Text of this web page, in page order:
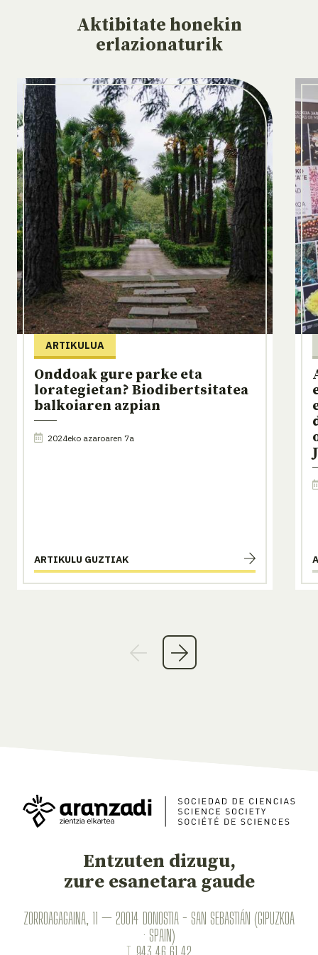
Aktibitate honekin
erlazionaturik
ARTIKULUA
Onddoak gure parke eta
lorategietan? Biodibertsitatea
balkoiaren azpian
2024eko azaroaren 7a
ARTIKULU GUZTIAK
Entzuten dizugu,
zure esanetara gaude
ZORROAGAGAINA, 11 — 20014 DONOSTIA - SAN SEBASTIÁN (GIPUZKOA
· SPAIN)